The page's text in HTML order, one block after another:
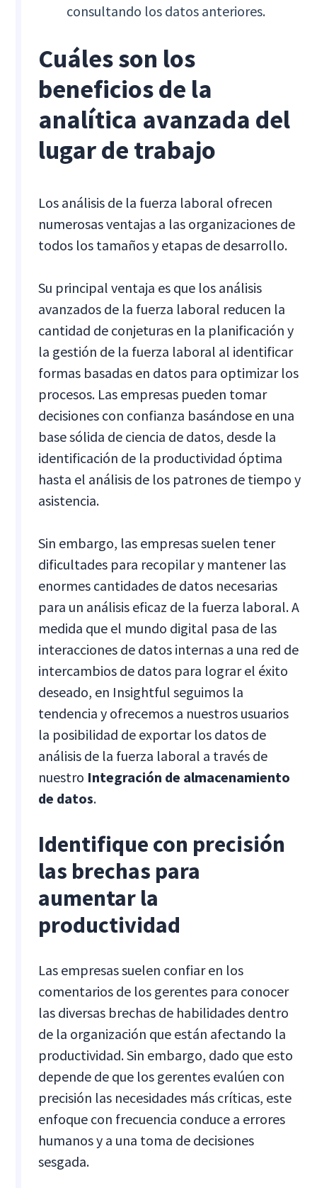
consultando los datos anteriores.
Cuáles son los
beneficios de la
analítica avanzada del
lugar de trabajo
Los análisis de la fuerza laboral ofrecen
numerosas ventajas a las organizaciones de
todos los tamaños y etapas de desarrollo.
Su principal ventaja es que los análisis
avanzados de la fuerza laboral reducen la
cantidad de conjeturas en la planificación y
la gestión de la fuerza laboral al identificar
formas basadas en datos para optimizar los
procesos. Las empresas pueden tomar
decisiones con confianza basándose en una
base sólida de ciencia de datos, desde la
identificación de la productividad óptima
hasta el análisis de los patrones de tiempo y
asistencia.
Sin embargo, las empresas suelen tener
dificultades para recopilar y mantener las
enormes cantidades de datos necesarias
para un análisis eficaz de la fuerza laboral. A
medida que el mundo digital pasa de las
interacciones de datos internas a una red de
intercambios de datos para lograr el éxito
deseado, en Insightful seguimos la
tendencia y ofrecemos a nuestros usuarios
la posibilidad de exportar los datos de
análisis de la fuerza laboral a través de
nuestro Integración de almacenamiento
de datos.
Identifique con precisión
las brechas para
aumentar la
productividad
Las empresas suelen confiar en los
comentarios de los gerentes para conocer
las diversas brechas de habilidades dentro
de la organización que están afectando la
productividad. Sin embargo, dado que esto
depende de que los gerentes evalúen con
precisión las necesidades más críticas, este
enfoque con frecuencia conduce a errores
humanos y a una toma de decisiones
sesgada.